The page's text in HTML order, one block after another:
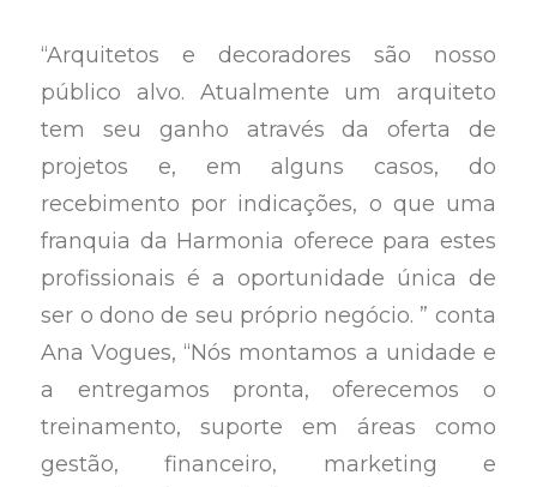
“Arquitetos e decoradores são nosso
público alvo. Atualmente um arquiteto
tem seu ganho através da oferta de
projetos e, em alguns casos, do
recebimento por indicações, o que uma
franquia da Harmonia oferece para estes
profissionais é a oportunidade única de
ser o dono de seu próprio negócio. ” conta
Ana Vogues, “Nós montamos a unidade e
a entregamos pronta, oferecemos o
treinamento, suporte em áreas como
gestão, financeiro, marketing e